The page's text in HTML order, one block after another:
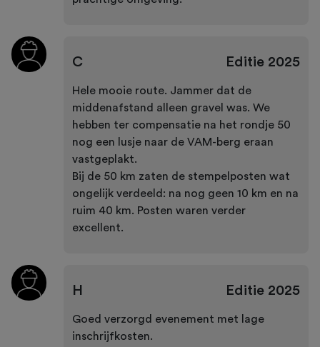
C Editie2025
Hele mooie route. Jammer dat de
middenafstand alleen gravel was. We
hebben ter compensatie na het rondje 50
nog een lusje naar de VAM-berg eraan
vastgeplakt.
Bij de 50 km zaten de stempelposten wat
ongelijk verdeeld: na nog geen 10 km en na
ruim 40 km. Posten waren verder
excellent.
H Editie2025
Goed verzorgd evenement met lage
inschrijfkosten.